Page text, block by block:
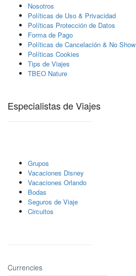
Nosotros
Polí­ticas de Uso & Privacidad
Polí­ticas Protección de Datos
Forma de Pago
Políticas de Cancelación & No Show
Políticas Cookies
Tips de Viajes
TBEO Nature
Especialistas de Viajes
Grupos
Vacaciones Disney
Vacaciones Orlando
Bodas
Seguros de Viaje
Circuitos
Currencies